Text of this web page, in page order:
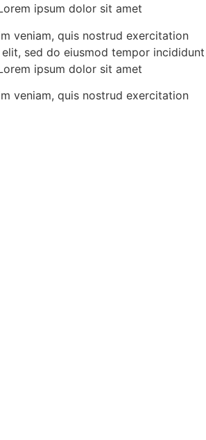
ipsum dolor sit amet
veniam, quis nostrud exercitation
sed do eiusmod tempor incididunt
ipsum dolor sit amet
veniam, quis nostrud exercitation